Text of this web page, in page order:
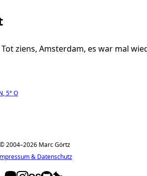
ziens, Amsterdam, es war mal
,5°O
© 2004–2026 Marc Görtz
& Datenschutz